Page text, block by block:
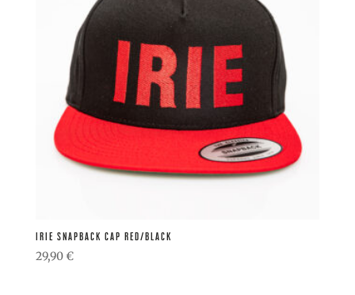
IRIE SNAPBACK CAP RED/BLACK
29,90€